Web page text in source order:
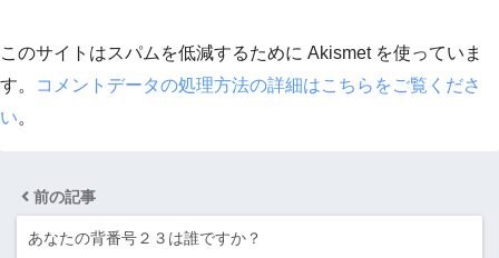
このサイトはスパムを低減するために Akismet を使っていま
す。
コメントデータの処理方法の詳細はこちらをご覧くださ
い。
前の記事
あなたの背番号２３は誰ですか？